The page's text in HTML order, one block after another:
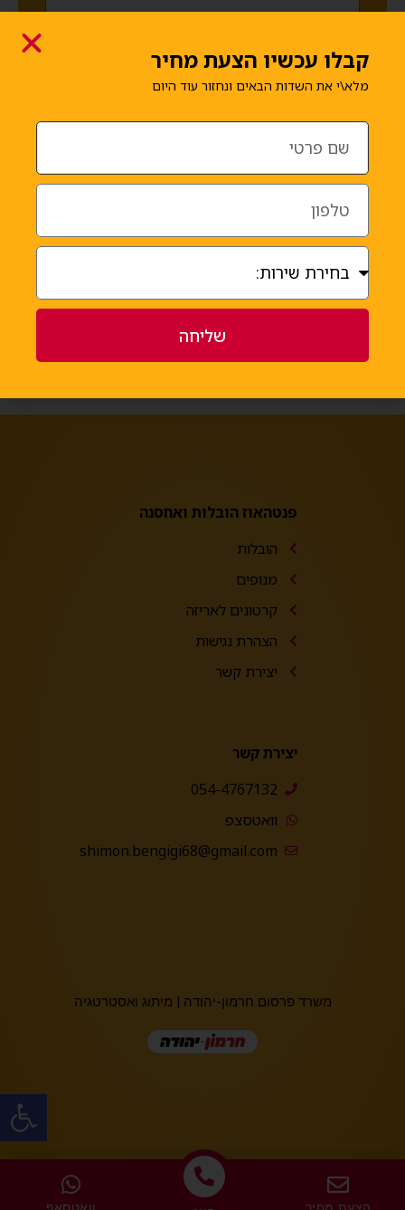
סמנו עבור מה תרצו לקבל הצעה
אחסנת תכולה + הובלה
אחסנת תכולה
הובלת עסק
אחר
שליחה
פנטהאוז הובלות ואחסנה
הובלות
מנופים
קרטונים לאריזה
הצהרת נגישות
יצירת קשר
יצירת קשר
054-4767132
וואטסצפ
shimon.bengigi68@gmail.com
משרד פרסום חרמון-יהודה | מיתוג ואסטרטגיה
הצעת מחיר וואטסאפ
קבלו עכשיו הצעת מחיר
מלא\י את השדות הבאים ונחזור עוד היום
שליחה